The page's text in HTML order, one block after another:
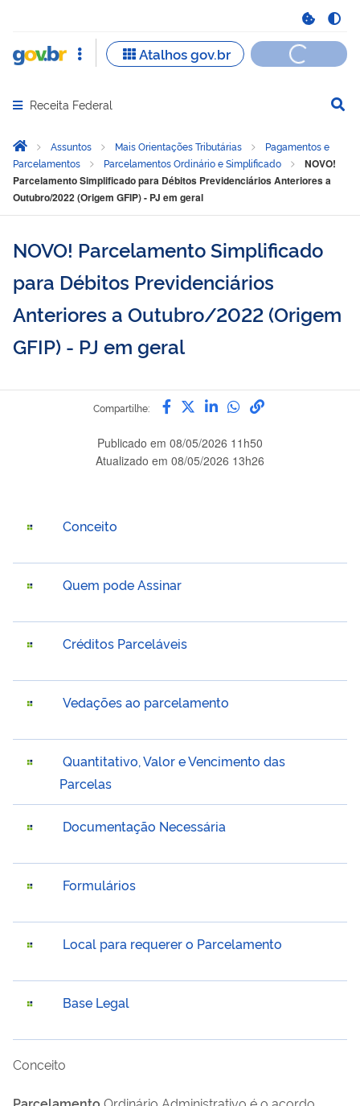
Abrir menu principal de navegação
Receita Federal
Você está aqui:
Página Inicial
Assuntos Mais Orientações Tributárias
Pagamentos e
Parcelamentos
Parcelamentos Ordinário e Simplificado
NOVO!
Parcelamento Simplificado para Débitos Previdenciários Anteriores a
Outubro/2022 (Origem GFIP) - PJ em geral
NOVO! Parcelamento Simplificado
para Débitos Previdenciários
Anteriores a Outubro/2022 (Origem
GFIP) - PJ em geral
Compartilhe: Compartilhe por Facebook
Compartilhe por Twitter
Compartilhe por
Compartilhe por
link para
Publicado em 08/05/2026 11h50
Atualizado em 08/05/2026 13h26
Conceito
Quem pode Assinar
Créditos Parceláveis
Vedações ao parcelamento
Quantitativo, Valor e Vencimento das
Parcelas
Documentação Necessária
Formulários
Local para requerer o Parcelamento
Base Legal
Conceito